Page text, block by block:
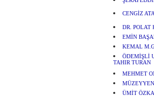
CENGİZ ATA
DR. POLAT
EMİN
KEMAL
ÖDEMİŞLİ
TAHIR TURAN
MEHMET
MÜZEYYEN
ÜMİT